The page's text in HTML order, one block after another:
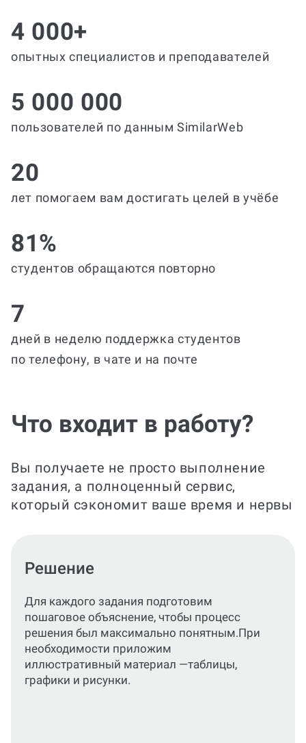
4 000+
опытных специалистов и преподавателей
5 000 000
пользователей по данным SimilarWeb
20
лет помогаем вам достигать целей в учёбе
81%
студентов обращаются повторно
7
дней в неделю поддержка студентов
по телефону, в чате и на почте
Что входит в работу?
Вы получаете не просто выполнение
задания, а полноценный сервис,
который сэкономит ваше время и нервы
Оформление по ГОСТ и МУ
Оформим текст, расчеты, формулы и
графический материал по актуальным
стандартам или по требованиям вашего
учебного заведения.